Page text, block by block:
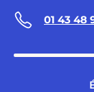
01 43 48